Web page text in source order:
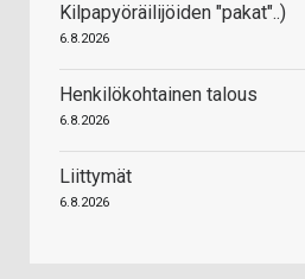
Kilpapyöräilijöiden "pakat"..)
6.8.2026
Henkilökohtainen talous
6.8.2026
Liittymät
6.8.2026